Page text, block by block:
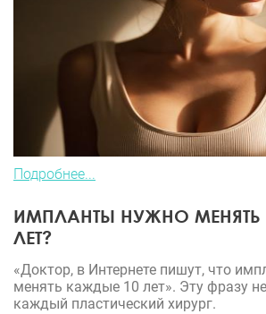
Подробнее...
ИМПЛАНТЫ НУЖНО МЕНЯТЬ
ЛЕТ?
«Доктор, в Интернете пишут, что
менять каждые 10 лет». Эту фразу
каждый пластический хирург.